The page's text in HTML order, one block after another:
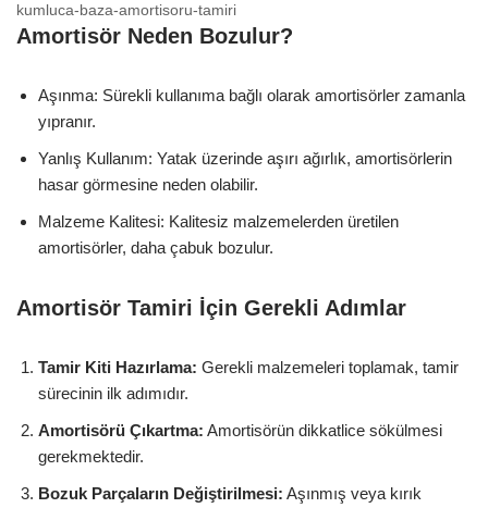
kumluca-baza-amortisoru-tamiri
Amortisör Neden Bozulur?
Aşınma: Sürekli kullanıma bağlı olarak amortisörler zamanla
yıpranır.
Yanlış Kullanım: Yatak üzerinde aşırı ağırlık, amortisörlerin
hasar görmesine neden olabilir.
Malzeme Kalitesi: Kalitesiz malzemelerden üretilen
amortisörler, daha çabuk bozulur.
Amortisör Tamiri İçin Gerekli Adımlar
Tamir Kiti Hazırlama: Gerekli malzemeleri toplamak, tamir
sürecinin ilk adımıdır.
Amortisörü Çıkartma: Amortisörün dikkatlice sökülmesi
gerekmektedir.
Bozuk Parçaların Değiştirilmesi: Aşınmış veya kırık